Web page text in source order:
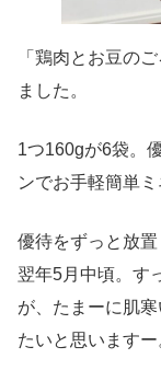
「鶏肉とお豆の
ました。
1つ160gが6袋。
ンでお手軽簡単ミ
優待をずっと放
翌年5月中頃。す
が、たまーに肌
たいと思いますー